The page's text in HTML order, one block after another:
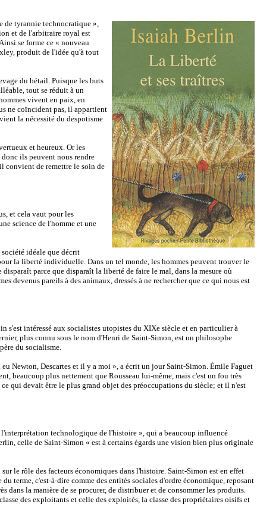
de tyrannie technocratique »,
et de l'arbitraire royal est
se forme ce « nouveau
produit de l'idée qu'à tout
du bétail. Puisque les buts
tout se réduit à un
vivent en paix, en
ne coïncident pas, il appartient
la nécessité du despotisme
et heureux. Or les
ils peuvent nous rendre
convient de remettre le soin de
et cela vaut pour les
science de l'homme et une
idéale que décrit
la liberté individuelle. Dans un tel monde, les hommes peuvent trouver le
parce que disparaît la liberté de faire le mal, dans la mesure où
devenus pareils à des animaux, dressés à ne rechercher que ce qui nous est
s'est intéressé aux socialistes utopistes du XIXe siècle et en particulier à
plus connu sous le nom d'Henri de Saint-Simon, est un philosophe
du socialisme.
Newton, Descartes et il y a moi », a écrit un jour Saint-Simon. Émile Faguet
beaucoup plus nettement que Rousseau lui-même, mais c'est un fou très
qui devait être le plus grand objet des préoccupations du siècle; et il n'est
technologique de l'histoire », qui a beaucoup influencé
celle de Saint-Simon « est à certains égards une vision bien plus originale
le rôle des facteurs économiques dans l'histoire. Saint-Simon est en effet
terme, c'est-à-dire comme des entités sociales d'ordre économique, reposant
dans la manière de se procurer, de distribuer et de consommer les produits.
des exploitants et celle des exploités, la classe des propriétaires oisifs et